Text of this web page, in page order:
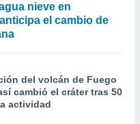
nieve en
el cambio de
del volcán de Fuego
cambió el cráter tras 50
actividad